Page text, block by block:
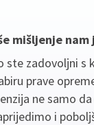
mišljenje
ste zadovoljni s
prave
ne samo
i